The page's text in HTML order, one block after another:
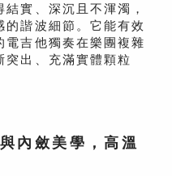
實、深沉且不渾濁，
諧波細節。它能有效
電吉他獨奏在樂團複雜
突出、充滿實體顆粒
內斂美學，高溫